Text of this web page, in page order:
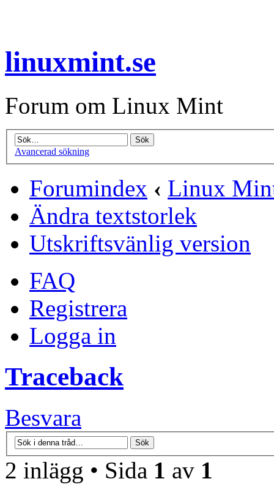
linuxmint.se
Forum om Linux Mint
Avancerad sökning
Forumindex ‹ Linux
Ändra textstorlek
Utskriftsvänlig version
FAQ
Registrera
Logga in
Traceback
Besvara
2 inlägg • Sida 1 av 1